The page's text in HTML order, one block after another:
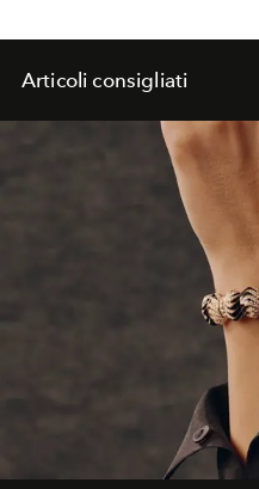
Articoli consigliati